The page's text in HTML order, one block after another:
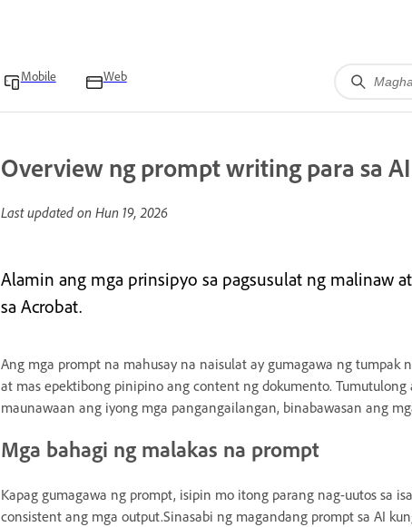
Mobile Web
Overview ng prompt writing para sa
Last updated on Hun 19, 2026
Alamin ang mga prinsipyo sa pagsusulat ng malinaw
sa Acrobat.
Ang mga prompt na mahusay na naisulat ay gumagawa ng
at mas epektibong pinipino ang content ng dokumento.
maunawaan ang iyong mga pangangailangan, binabawasan ang
Mga bahagi ng malakas na prompt
Kapag gumagawa ng prompt, isipin mo itong parang nag-uutos sa
consistent ang mga output.Sinasabi ng magandang prompt sa AI